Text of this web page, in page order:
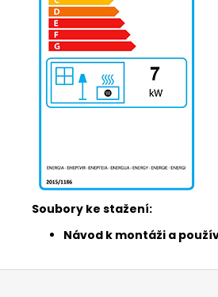
Soubory ke stažení:
Návod k montáži a
Z